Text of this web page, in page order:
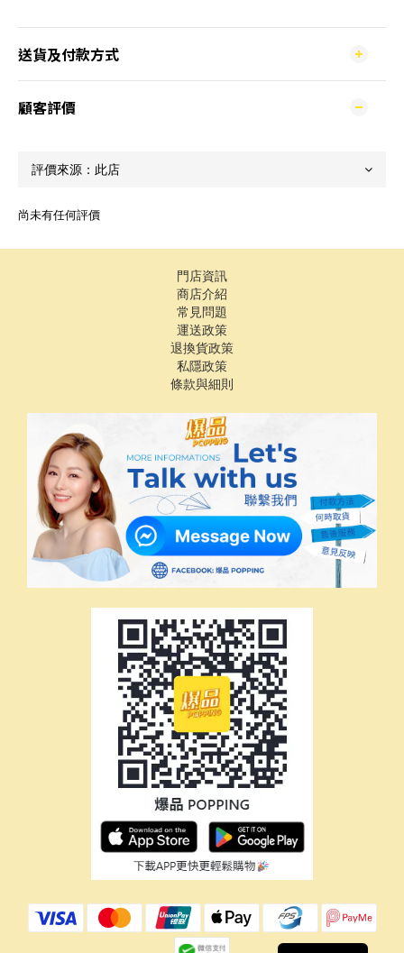
送貨及付款方式
顧客評價
尚未有任何評價
門店資訊
商店介紹
常見問題
運送政策
退換貨政策
私隱政策
條款與細則